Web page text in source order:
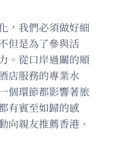
，我們必須做好細
但是為了參與活
。從口岸過關的順
店服務的專業水
個環節都影響著旅
有賓至如歸的感
向親友推薦香港、